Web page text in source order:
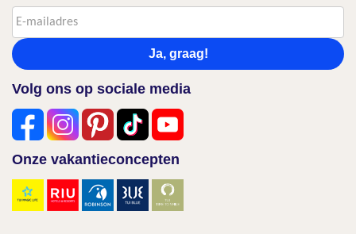
Ja, graag!
Volg ons op sociale media
Onze vakantieconcepten